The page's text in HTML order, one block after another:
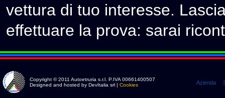
vettura di tuo interesse.
effettuare la prova: sarai
Copyright © 2011 Autoetruria s.r.l. P.IVA 00661400507
Designed and hosted by DevItalia srl | Cookies Azienda